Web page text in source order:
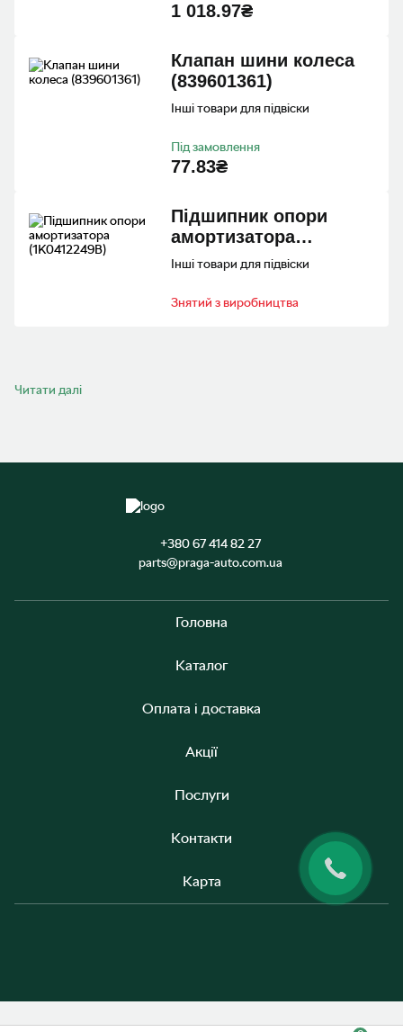
1 018.97₴
Клапан шини колеса
(839601361)
Інші товари для підвіски
77.83₴
Під замовлення
Пiдшипник опори
амортизатора
(1K0412249B)
Інші товари для підвіски
Знятий з виробництва
Читати далі
+380 67 414 82 27
parts@praga-auto.com.ua
Головна
Каталог
Оплата і доставка
Акції
Послуги
Контакти
Карта